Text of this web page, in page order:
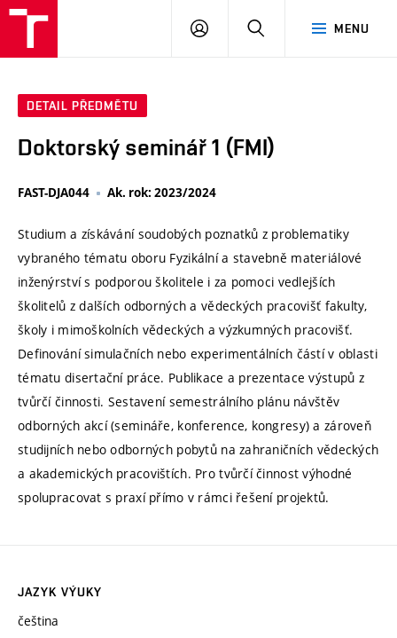
MENU
PŘIHLÁSIT
DETAIL PŘEDMĚTU
Doktorský seminář 1 (FMI)
FAST-DJA044 Ak. rok: 2023/2024
Studium a získávání soudobých poznatků z problematiky
vybraného tématu oboru Fyzikální a stavebně materiálové
inženýrství s podporou školitele i za pomoci vedlejších
školitelů z dalších odborných a vědeckých pracovišť fakulty,
školy i mimoškolních vědeckých a výzkumných pracovišť.
Definování simulačních nebo experimentálních částí v oblasti
tématu disertační práce. Publikace a prezentace výstupů z
tvůrčí činnosti. Sestavení semestrálního plánu návštěv
odborných akcí (semináře, konference, kongresy) a zároveň
studijních nebo odborných pobytů na zahraničních vědeckých
a akademických pracovištích. Pro tvůrčí činnost výhodné
spolupracovat s praxí přímo v rámci řešení projektů.
JAZYK VÝUKY
čeština